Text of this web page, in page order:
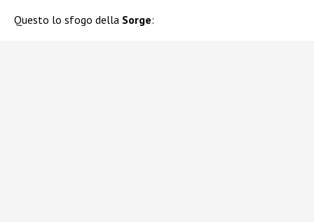
Questo lo sfogo della Sorge: